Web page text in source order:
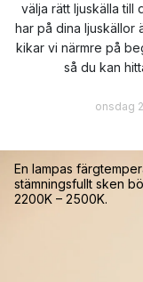
välja rätt ljuskälla till
har på dina ljuskällor
kikar vi närmre på
så du kan
onsdag
En lampas
stämningsfullt sken
2200K – 2500K.